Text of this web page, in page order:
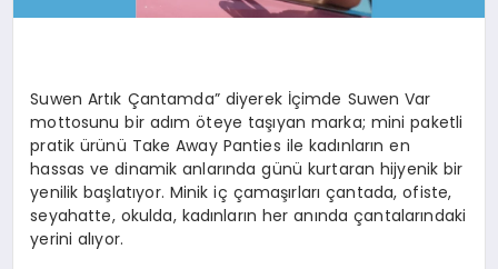
Suwen Artık Çantamda” diyerek İçimde Suwen Var
mottosunu bir adım öteye taşıyan marka; mini paketli
pratik ürünü Take Away Panties ile kadınların en
hassas ve dinamik anlarında günü kurtaran hijyenik bir
yenilik başlatıyor. Minik iç çamaşırları çantada, ofiste,
seyahatte, okulda, kadınların her anında çantalarındaki
yerini alıyor.